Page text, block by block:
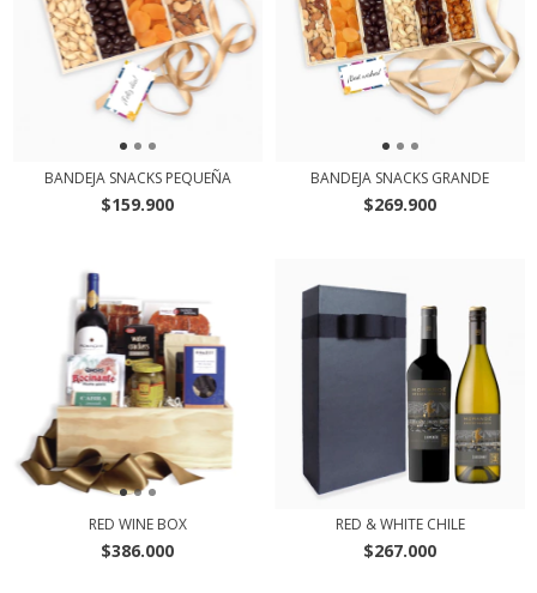
BANDEJA SNACKS PEQUEÑA
$159.900
BANDEJA SNACKS GRANDE
$269.900
RED WINE BOX
$386.000
RED & WHITE CHILE
$267.000